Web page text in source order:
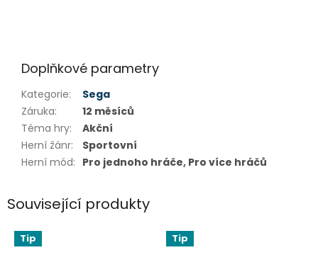
Doplňkové parametry
Kategorie:
Sega
Záruka:
12 měsíců
Téma hry:
Akční
Herní žánr:
Sportovní
Herní mód: Pro jednoho hráče, Pro více hráčů
Související produkty
Tip Tip